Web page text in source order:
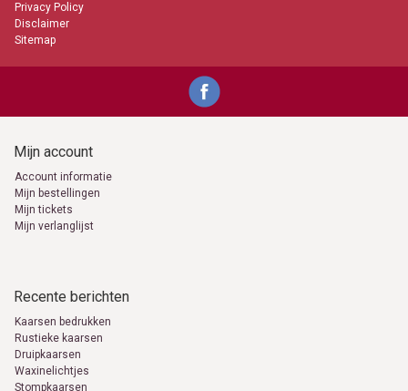
Privacy Policy
Disclaimer
Sitemap
Mijn account
Account informatie
Mijn bestellingen
Mijn tickets
Mijn verlanglijst
Recente berichten
Kaarsen bedrukken
Rustieke kaarsen
Druipkaarsen
Waxinelichtjes
Stompkaarsen